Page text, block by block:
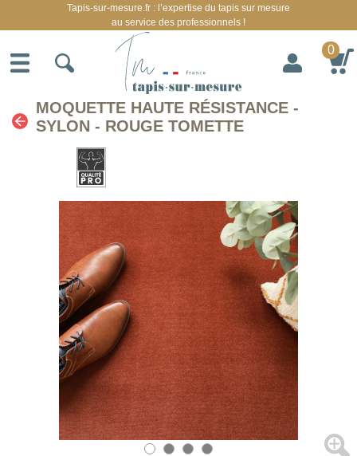
MOQUETTE HAUTE RÉSISTANCE -
SYLON - ROUGE TOMETTE
Tapis-sur-mesure.fr : l’expertise du tapis sur mesure
au service des professionnels !
0